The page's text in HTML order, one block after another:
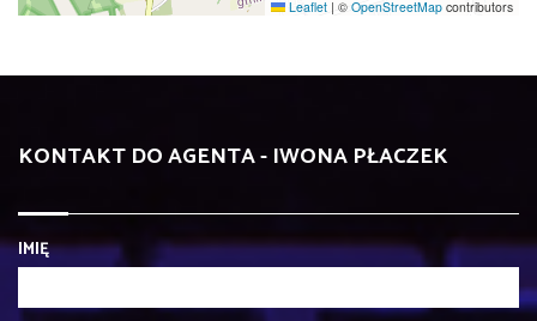
Leaflet | © OpenStreetMap contributors
KONTAKT DO AGENTA - IWONA PŁACZEK
IMIĘ